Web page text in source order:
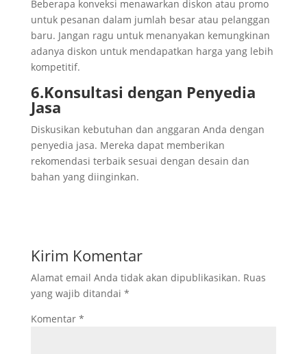
Beberapa konveksi menawarkan diskon atau promo
untuk pesanan dalam jumlah besar atau pelanggan
baru. Jangan ragu untuk menanyakan kemungkinan
adanya diskon untuk mendapatkan harga yang lebih
kompetitif.
6.Konsultasi dengan Penyedia
Jasa
Diskusikan kebutuhan dan anggaran Anda dengan
penyedia jasa. Mereka dapat memberikan
rekomendasi terbaik sesuai dengan desain dan
bahan yang diinginkan.
Kirim Komentar
Alamat email Anda tidak akan dipublikasikan. Ruas
yang wajib ditandai *
Komentar *